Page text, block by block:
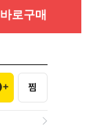
바로구매